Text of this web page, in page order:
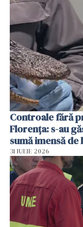
Controale fără
Florența: s-au
sumă imensă de
31 IULIE 2026